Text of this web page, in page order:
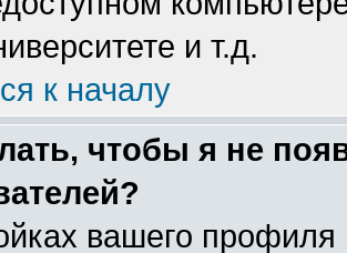
и т.д.
к началу
чтобы я не
вашего